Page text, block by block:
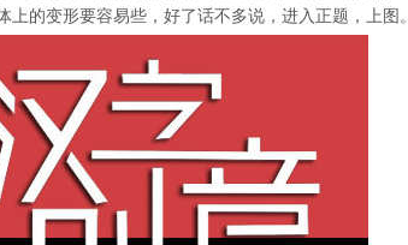
的变形要容易些，好了话不多说，进入正题，上图。